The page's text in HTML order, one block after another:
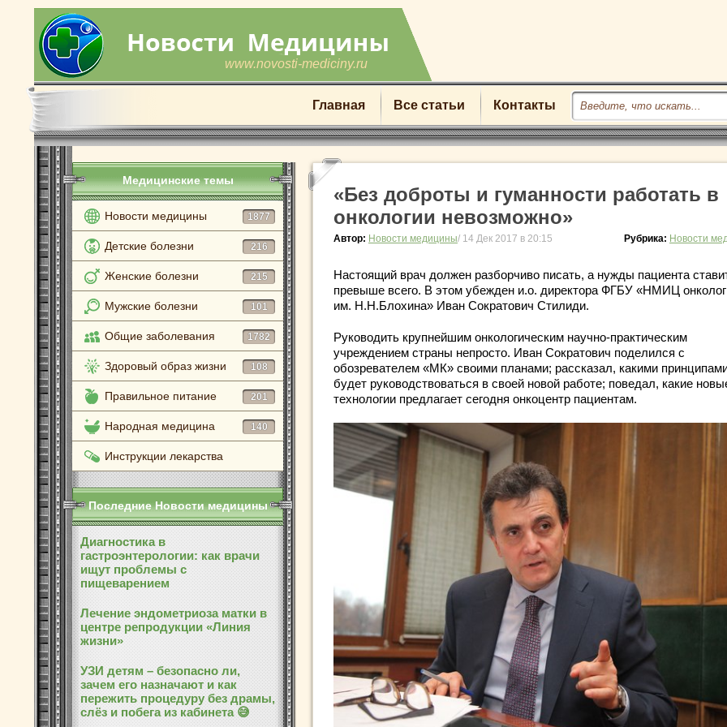
www.novosti-mediciny.ru
Главная Все статьи Контакты
Медицинские темы
Новости медицины 1877
Детские болезни 216
Женские болезни 215
Мужские болезни 101
Общие заболевания 1782
Здоровый образ жизни 108
Правильное питание 201
Народная медицина 140
Инструкции лекарства
Последние Новости медицины
Диагностика в
гастроэнтерологии: как врачи
ищут проблемы с
пищеварением
Лечение эндометриоза матки в
центре репродукции «Линия
жизни»
УЗИ детям – безопасно ли,
зачем его назначают и как
пережить процедуру без драмы,
слёз и побега из кабинета 😅
«Без доброты и гуманности работать в
онкологии невозможно»
Автор: Новости медицины/ 14 Дек 2017 в 20:15 Рубрика: Новости
Настоящий врач должен разборчиво писать, а нужды пациента
превыше всего. В этом убежден и.о. директора ФГБУ «НМИЦ
им. Н.Н.Блохина» Иван Сократович Стилиди.
Руководить крупнейшим онкологическим научно-практическим
учреждением страны непросто. Иван Сократович поделился с
обозревателем «МК» своими планами; рассказал, какими
будет руководствоваться в своей новой работе; поведал, какие
технологии предлагает сегодня онкоцентр пациентам.